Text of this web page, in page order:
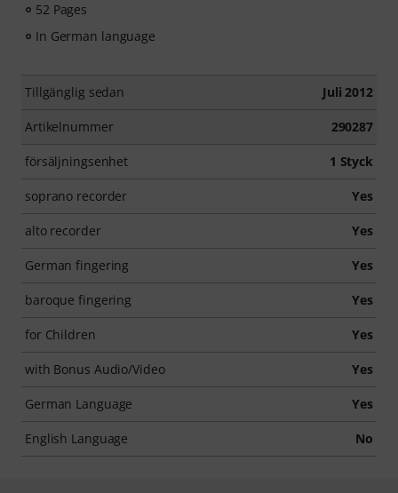
52 Pages
In German language
Tillgänglig sedan Juli 2012
Artikelnummer 290287
försäljningsenhet 1 Styck
soprano recorder Yes
alto recorder Yes
German fingering Yes
baroque fingering Yes
for Children Yes
with Bonus Audio/Video Yes
German Language Yes
English Language No